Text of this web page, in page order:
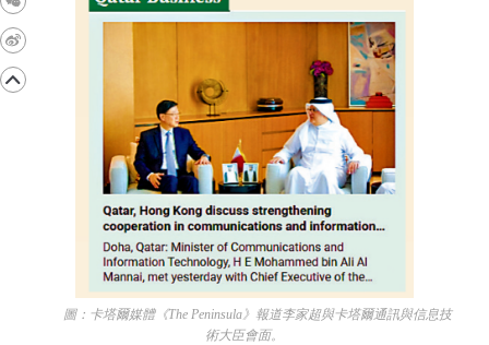
圖：卡塔爾媒體《The Peninsula》報道李家超與卡塔爾通訊與信息技
術大臣會面。